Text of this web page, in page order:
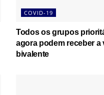
COVID-19
Todos os grupos
agora podem receber a
bivalente